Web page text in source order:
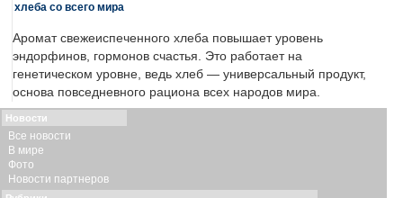
хлеба со всего мира
Аромат свежеиспеченного хлеба повышает уровень
эндорфинов, гормонов счастья. Это работает на
генетическом уровне, ведь хлеб — универсальный продукт,
основа повседневного рациона всех народов мира.
Новости
Все новости
В мире
Фото
Новости партнеров